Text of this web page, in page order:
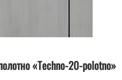
«Techno-20-polotno»